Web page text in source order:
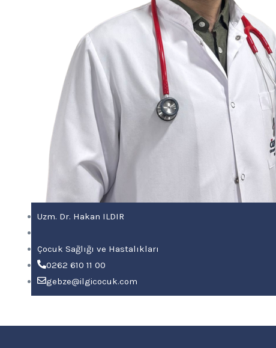
Uzm. Dr. Hakan ILDIR
Çocuk Sağlığı ve Hastalıkları
0262 610 11 00
gebze@ilgicocuk.com